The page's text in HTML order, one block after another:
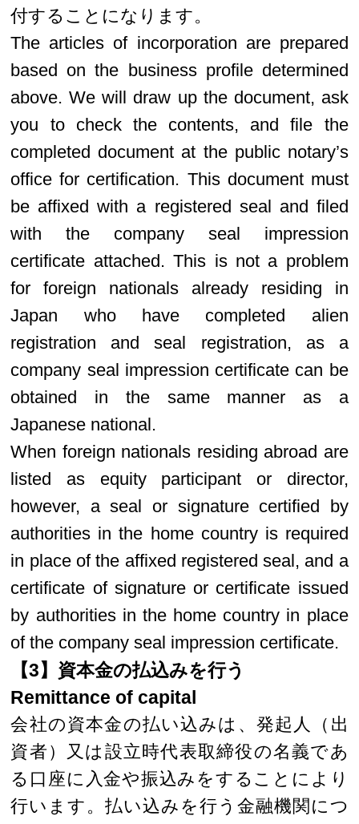
付することになります。
The articles of incorporation are prepared
based on the business profile determined
above. We will draw up the document, ask
you to check the contents, and file the
completed document at the public notary’s
office for certification. This document must
be affixed with a registered seal and filed
with the company seal impression
certificate attached. This is not a problem
for foreign nationals already residing in
Japan who have completed alien
registration and seal registration, as a
company seal impression certificate can be
obtained in the same manner as a
Japanese national.
When foreign nationals residing abroad are
listed as equity participant or director,
however, a seal or signature certified by
authorities in the home country is required
in place of the affixed registered seal, and a
certificate of signature or certificate issued
by authorities in the home country in place
of the company seal impression certificate.
【3】資本金の払込みを行う
Remittance of capital
会社の資本金の払い込みは、発起人（出
資者）又は設立時代表取締役の名義であ
る口座に入金や振込みをすることにより
行います。払い込みを行う金融機関につ